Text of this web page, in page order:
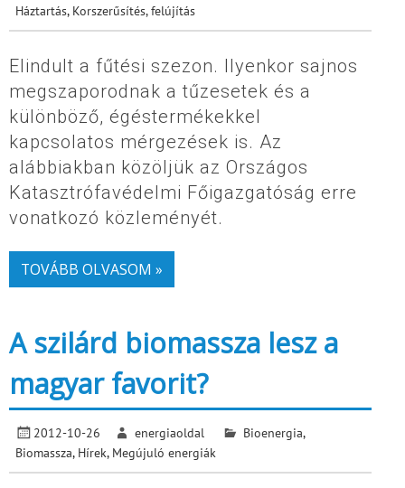
Háztartás, Korszerűsítés, felújítás
Elindult a fűtési szezon. Ilyenkor sajnos
megszaporodnak a tűzesetek és a
különböző, égéstermékekkel
kapcsolatos mérgezések is. Az
alábbiakban közöljük az Országos
Katasztrófavédelmi Főigazgatóság erre
vonatkozó közleményét.
TOVÁBB OLVASOM »
A szilárd biomassza lesz a
magyar favorit?
2012-10-26 energiaoldal Bioenergia,
Biomassza, Hírek, Megújuló energiák